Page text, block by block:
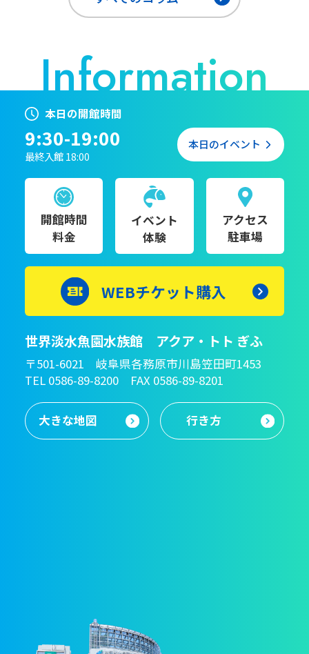
本日の開館時間
9:30-19:00
最終入館 18:00
本日のイベント
開館時間
料金
イベント
体験
アクセス
駐車場
WEBチケット購入
世界淡水魚園水族館 アクア・トト ぎふ
〒501-6021 岐阜県各務原市川島笠田町1453
TEL 0586-89-8200 FAX 0586-89-8201
大きな地図 行き方